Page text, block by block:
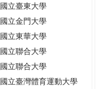
國立臺東大學
國立金門大學
國立東華大學
國立聯合大學
國立聯合大學
國立臺灣體育運動大學